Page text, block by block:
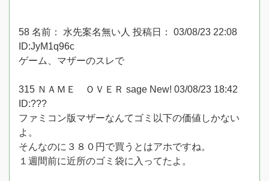
58 名前： 水先案名無い人 投稿日： 03/08/23 22:08
ID:JyM1q96c
ゲーム、マザーのスレで
315 ＮＡＭＥ ＯＶＥＲ sage New! 03/08/23 18:42
ID:???
ファミコン版マザーなんてゴミ以下の価値しかない
よ。
そんなのに３８０円で買うとはアホですね。
１週間前に近所のゴミ袋に入ってたよ。